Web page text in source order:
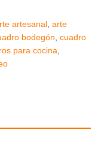
artesanal, arte
bodegón, cuadro
para cocina,